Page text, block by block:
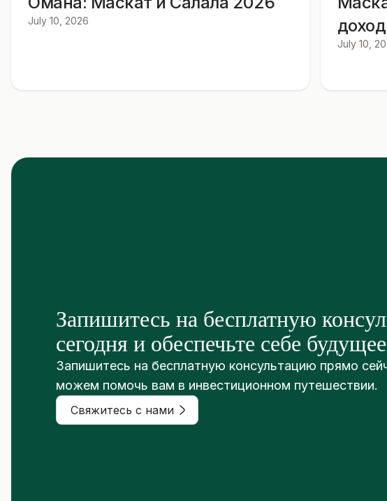
July 10, 2026
July 10,
Запишитесь на бесплатную
сегодня и обеспечьте себе
Запишитесь на бесплатную консультацию прямо
можем помочь вам в инвестиционном путешествии.
Свяжитесь с нами